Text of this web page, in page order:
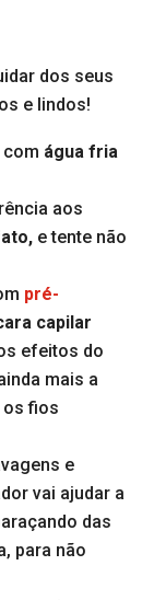
dos seus
e lindos!
com água fria
aos
e tente não
pré-
capilar
efeitos do
mais a
os fios
e
vai ajudar a
das
para não